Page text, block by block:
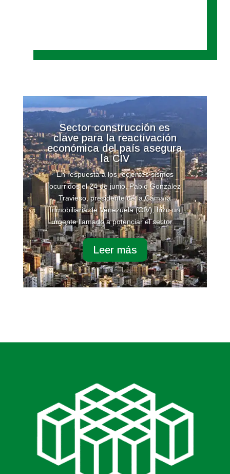
Sector construcción es
clave para la reactivación
económica del país asegura
la CIV
En respuesta a los recientes sismos
ocurridos el 24 de junio, Pablo González
Travieso, presidente de la Cámara
Inmobiliaria de Venezuela (CIV), hizo un
urgente llamado a potenciar el sector...
Leer más